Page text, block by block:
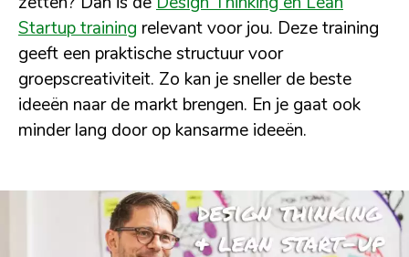
Startup training relevant voor jou. Deze training
geeft een praktische structuur voor
groepscreativiteit. Zo kan je sneller de beste
ideeën naar de markt brengen. En je gaat ook
minder lang door op kansarme ideeën.